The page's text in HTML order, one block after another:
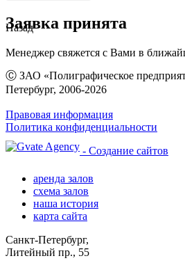
Заявка принята
Менеджер свяжется с Вами в
Назад
Ⓒ ЗАО «Полиграфическое
Петербург, 2006-2026
Правовая информация
Политика конфиденциальности
- Создание сайтов
аренда залов
схема залов
наша история
карта сайта
Санкт-Петербург,
Литейный пр., 55